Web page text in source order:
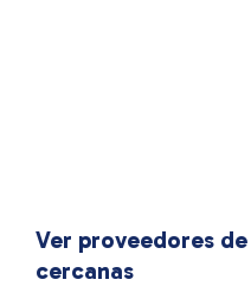
Ver proveedores
cercanas